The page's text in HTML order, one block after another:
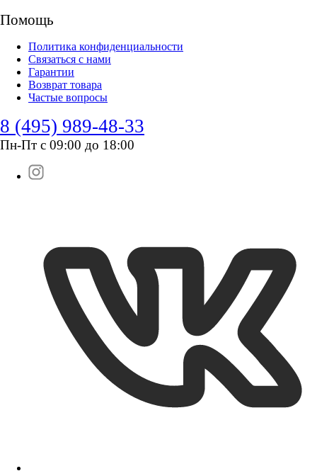
Помощь
Политика конфиденциальности
Связаться с нами
Гарантии
Возврат товара
Частые вопросы
8 (495) 989-48-33
Пн-Пт с 09:00 до 18:00